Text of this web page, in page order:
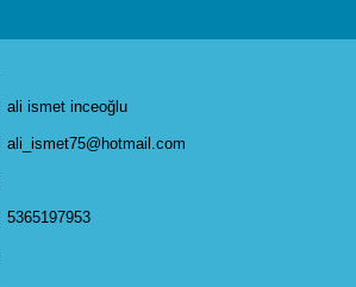
ali ismet inceoğlu
ali_ismet75@hotmail.com
5365197953